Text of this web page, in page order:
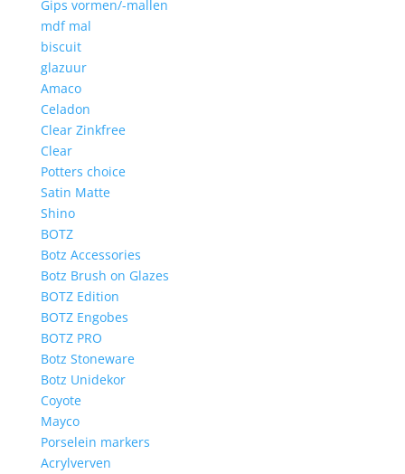
Gips vormen/-mallen
mdf mal
biscuit
glazuur
Amaco
Celadon
Clear Zinkfree
Clear
Potters choice
Satin Matte
Shino
BOTZ
Botz Accessories
Botz Brush on Glazes
BOTZ Edition
BOTZ Engobes
BOTZ PRO
Botz Stoneware
Botz Unidekor
Coyote
Mayco
Porselein markers
Acrylverven